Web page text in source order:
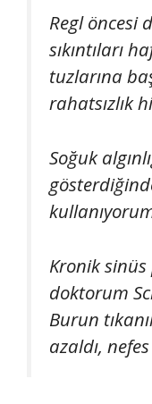
Regl öncesi
sıkıntıları
tuzlarına
rahatsızlık
Soğuk
Kronik
doktorum
Burun
azaldı,